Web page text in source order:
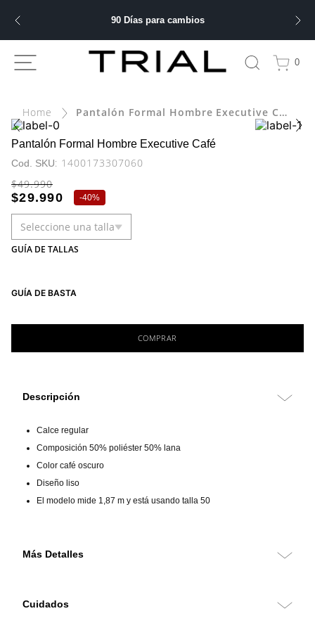
90 Días para cambios
0
Pantalón Formal Hombre Executive Café
Pantalón Formal Hombre Executive Café
: 1400173307060
$49.990
$29.990 -40%
Seleccione una talla
GUÍA DE TALLAS
GUÍA DE BASTA
COMPRAR
Descripción
Calce regular
Composición 50% poliéster 50% lana
Color café oscuro
Diseño liso
El modelo mide 1,87 m y está usando talla 50
Más Detalles
color café oscuro aporta un estilo sobrio y versátil, ideal para
Cuidados
BUSCADOS